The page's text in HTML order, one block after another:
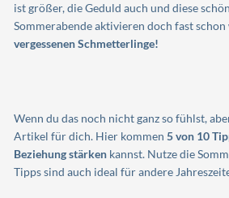
ist größer, die Geduld auch und diese
Sommerabende aktivieren doch fast
vergessenen Schmetterlinge!
Wenn du das noch nicht ganz so fühlst,
Artikel für dich. Hier kommen5 von 10
Beziehung stärken kannst. Nutze die
Tipps sind auch ideal für andere